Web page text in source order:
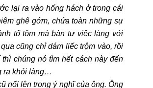
lại ra vào hống hách ở trong cái
ghê gớm, chứa toàn những sự
tổ tôm mà bàn tư việc làng với
cũng chỉ dám liếc trộm vào, rồi
chúng nó tìm hết cách này đến
ra khỏi làng…
nổi lên trong ý nghĩ của ông. Ông